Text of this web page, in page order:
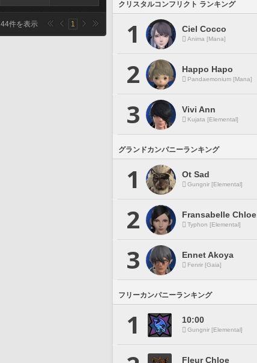
44件を表示 1
クリスタルコンフリクト ランキング
1 Ciel Cocco
Anima [Mana]
2 Happo Hapo
Pandaemonium [Mana]
3 Vivi Ann
Kujata [Elemental]
グランドカンパニーランキング
1 Ot Sad
Gungnir [Elemental]
2 Fransabelle Chloe
Typhon [Elemental]
3 Ennet Akoya
Fenrir [Gaia]
フリーカンパニーランキング
1 10:00
Gungnir [Elemental]
Fleur Chloe